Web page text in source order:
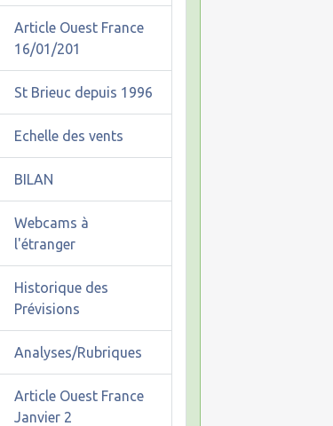
Article Ouest France
16/01/201
St Brieuc depuis 1996
Echelle des vents
BILAN
Webcams à
l'étranger
Historique des
Prévisions
Analyses/Rubriques
Article Ouest France
Janvier 2